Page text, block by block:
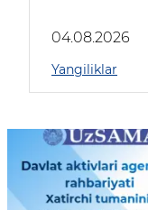
04.08.2026
Yangiliklar